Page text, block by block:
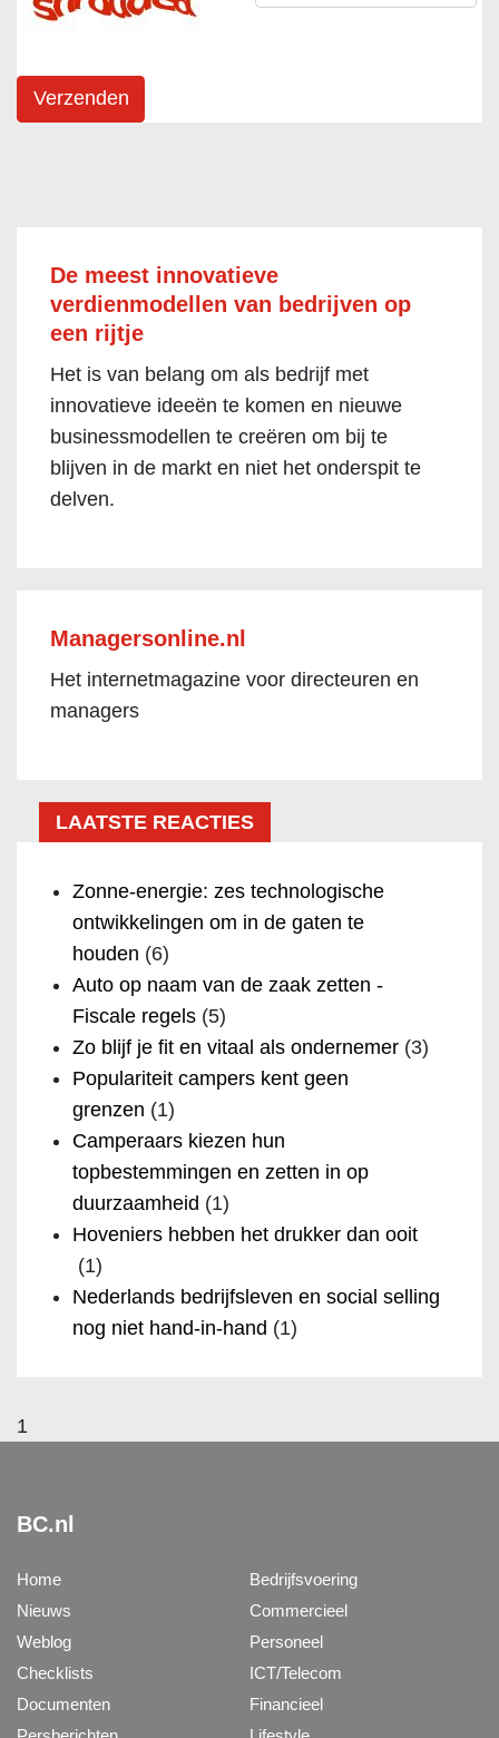
De meest innovatieve
verdienmodellen van bedrijven op
een rijtje
Het is van belang om als bedrijf met
innovatieve ideeën te komen en nieuwe
businessmodellen te creëren om bij te
blijven in de markt en niet het onderspit te
delven.
Managersonline.nl
Het internetmagazine voor directeuren en
managers
LAATSTE REACTIES
Zonne-energie: zes technologische
ontwikkelingen om in de gaten te
houden (6)
Auto op naam van de zaak zetten -
Fiscale regels (5)
Zo blijf je fit en vitaal als ondernemer (3)
Populariteit campers kent geen
grenzen (1)
Camperaars kiezen hun
topbestemmingen en zetten in op
duurzaamheid (1)
Hoveniers hebben het drukker dan ooit
(1)
Nederlands bedrijfsleven en social selling
nog niet hand-in-hand (1)
1
BC.nl
Home
Nieuws
Weblog
Checklists
Documenten
Bedrijfsvoering
Commercieel
Personeel
ICT/Telecom
Financieel